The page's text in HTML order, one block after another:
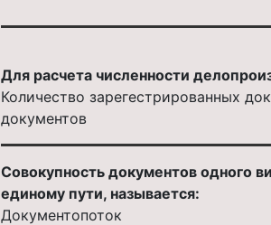
Для расчета численности
Количество зарегестрированных
документов
Совокупность документов одного
единому пути, называется:
Документопоток